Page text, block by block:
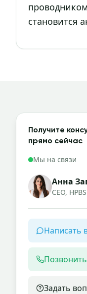
становится
Получите
прямо сейчас
Мы на связи
Анна
CEO,
Написать
Позвонить
Задать